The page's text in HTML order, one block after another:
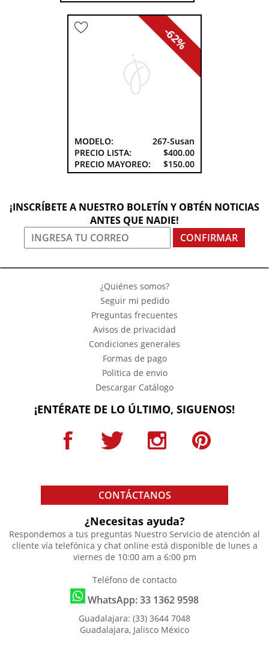
-62%
MODELO:
267-Susan
PRECIO LISTA:
$400.00
PRECIO MAYOREO:
$150.00
¡INSCRÍBETE A NUESTRO BOLETÍN Y OBTÉN NOTICIAS
ANTES QUE NADIE!
CONFIRMAR
¿Quiénes somos?
Seguir mi pedido
Preguntas frecuentes
Avisos de privacidad
Condiciones generales
Formas de pago
Politica de envio
Descargar Catálogo
¡ENTÉRATE DE LO ÚLTIMO, SIGUENOS!
CONTÁCTANOS
¿Necesitas ayuda?
Respondemos a tus preguntas Nuestro Servicio de atención al
cliente vía telefónica y chat online está disponible de lunes a
viernes de 10:00 am a 6:00 pm
Teléfono de contacto
WhatsApp: 33 1362 9598
Guadalajara: (33) 3644 7048
Guadalajara, Jalisco México